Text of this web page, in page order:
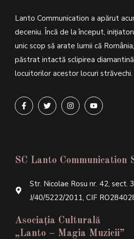
Lanto Communication a apărut
deceniu. Încă de la început,
unic scop să arate lumii că
păstrat intactă sclipirea
locuitorilor acestor locuri străvechi.
SC Lanto Communication
Str. Nicolae Rosu nr. 42, sect.
J/40/5222/2011, CIF
Asociația Culturală
„Lanto – Magia Muzicii”